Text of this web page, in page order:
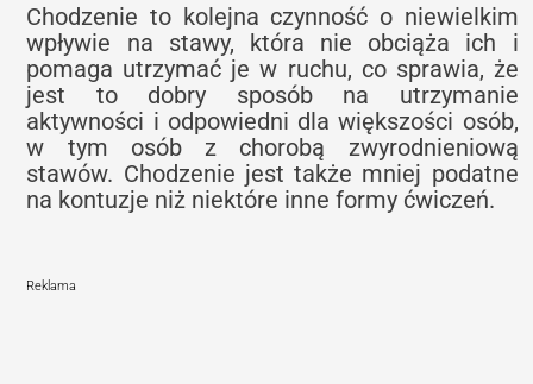
Chodzenie to kolejna czynność o niewielkim
wpływie na stawy, która nie obciąża ich i
pomaga utrzymać je w ruchu, co sprawia, że
jest to dobry sposób na utrzymanie
aktywności i odpowiedni dla większości osób,
w tym osób z chorobą zwyrodnieniową
stawów. Chodzenie jest także mniej podatne
na kontuzje niż niektóre inne formy ćwiczeń.
Reklama